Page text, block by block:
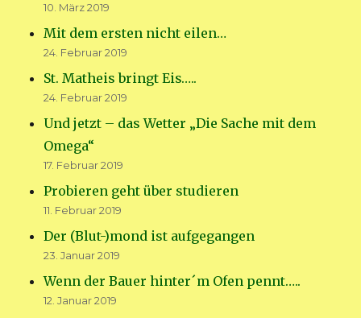
10. März 2019
Mit dem ersten nicht eilen…
24. Februar 2019
St. Matheis bringt Eis…..
24. Februar 2019
Und jetzt – das Wetter „Die Sache mit dem
Omega“
17. Februar 2019
Probieren geht über studieren
11. Februar 2019
Der (Blut-)mond ist aufgegangen
23. Januar 2019
Wenn der Bauer hinter´m Ofen pennt…..
12. Januar 2019